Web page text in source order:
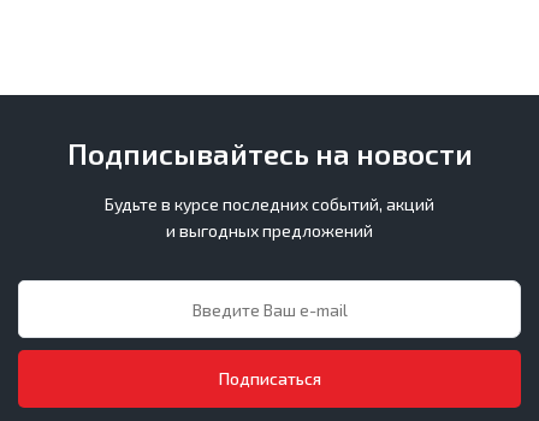
Подписывайтесь на новости
Будьте в курсе последних событий, акций
и выгодных предложений
Подписаться